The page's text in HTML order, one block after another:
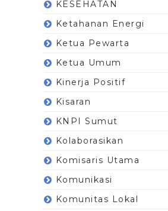
KESEHATAN
Ketahanan Energi
Ketua Pewarta
Ketua Umum
Kinerja Positif
Kisaran
KNPI Sumut
Kolaborasikan
Komisaris Utama
Komunikasi
Komunitas Lokal